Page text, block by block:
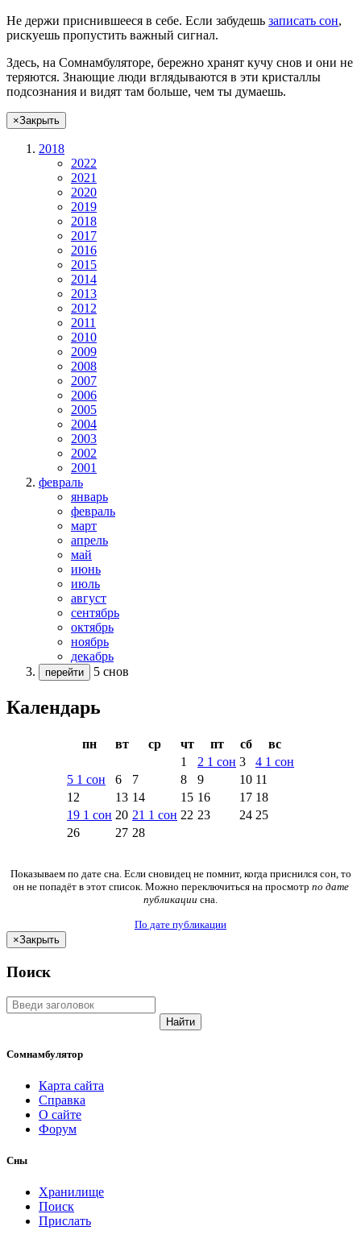
Не держи приснившееся в себе. Если забудешь записать сон,
рискуешь пропустить важный сигнал.
Здесь, на Сомнамбуляторе, бережно хранят кучу снов и они не
теряются. Знающие люди вглядываются в эти кристаллы
подсознания и видят там больше, чем ты думаешь.
×Закрыть
2018
2022
2021
2020
2019
2018
2017
2016
2015
2014
2013
2012
2011
2010
2009
2008
2007
2006
2005
2004
2003
2002
2001
февраль
январь
февраль
март
апрель
май
июнь
июль
август
сентябрь
октябрь
ноябрь
декабрь
перейти 5 снов
Календарь
пн вт ср чт пт сб
вс
1
2 1 сон 3 4 1 сон
5 1 сон 6 7 8 9 10 11
12
13 14 15 16 17 18
19 1 сон 20 21 1 сон 22 23 24 25
26
27 28
Показываем по дате сна. Если сновидец не помнит, когда приснился сон, то
он не попадёт в этот список. Можно переключиться на просмотр по дате
публикации сна.
По дате публикации
×Закрыть
Поиск
Найти
Сомнамбулятор
Карта сайта
Справка
О сайте
Форум
Сны
Хранилище
Поиск
Прислать